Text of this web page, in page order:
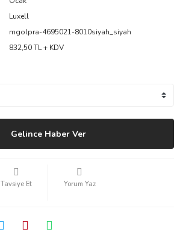
Luxell
mgolpra-4695021-8010siyah_siyah
832,50 TL + KDV
Gelince Haber Ver
Tavsiye Et Yorum Yaz